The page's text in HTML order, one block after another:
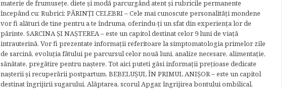
materie de frumuseţe, diete şi modă parcurgând atent şi rubricile permanente
începând cu: Rubrici: PĂRINŢI CELEBRI – Cele mai cunoscute personalităţi mondene
vor fi alături de tine pentru a te îndruma, oferindu-ţi un sfat din experienţa lor de
părinte. SARCINA ŞI NAŞTEREA – este un capitol destinat celor 9 luni de viaţă
intrauterină. Vor fi prezentate informaţii referitoare la simptomatologia primelor zile
de sarcină, evoluţia fătului pe parcursul celor nouă luni, analize necesare, alimentaţie,
sănătate, pregătire pentru naştere. Tot aici puteti găsi informaţii preţioase dedicate
naşterii şi recuperării postpartum. BEBELUŞUL ÎN PRIMUL ANIŞOR – este un capitol
destinat îngrijirii sugarului. Alăptarea, scorul Apgar, îngrijirea bontului ombilical,